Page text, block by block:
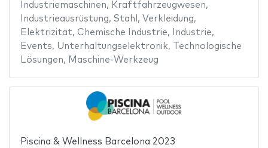
Industriemaschinen, Kraftfahrzeugwesen,
Industrieausrüstung, Stahl , Verkleidung,
Elektrizität, Chemische Industrie, Industrie,
Events, Unterhaltungselektronik,
Technologische
Lösungen, Maschine-Werkzeug
Piscina & Wellness Barcelona 2023